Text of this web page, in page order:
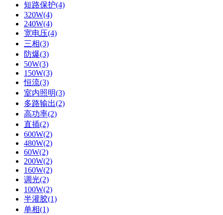
短路保护(4)
320W(4)
240W(4)
宽电压(4)
三相(3)
防爆(3)
50W(3)
150W(3)
恒流(3)
室内照明(3)
多路输出(2)
高功率(2)
直插(2)
600W(2)
480W(2)
60W(2)
200W(2)
160W(2)
调光(2)
100W(2)
半灌胶(1)
单相(1)